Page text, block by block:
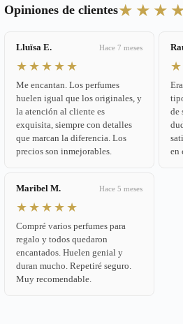
Opiniones de clientes
Lluïsa E. Hace 7 meses
★★★★★
Me encantan. Los perfumes
huelen igual que los originales, y
la atención al cliente es
exquisita, siempre con detalles
que marcan la diferencia. Los
precios son inmejorables.
de
en
Maribel M. Hace 5 meses
★★★★★
Compré varios perfumes para
regalo y todos quedaron
encantados. Huelen genial y
duran mucho. Repetiré seguro.
Muy recomendable.